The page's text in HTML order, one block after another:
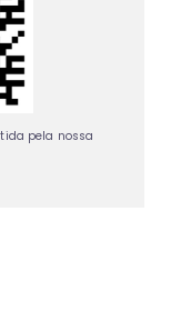
pela nossa